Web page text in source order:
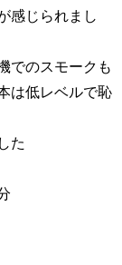
感じられまし
でのスモークも
は低レベルで恥
た